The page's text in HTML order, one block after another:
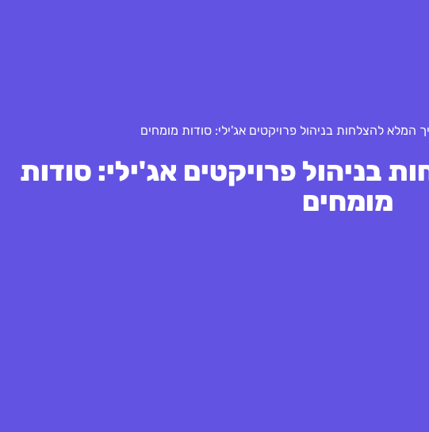
המלא להצלחות בניהול פרויקטים אג'ילי: סודות מומחים
בניהול פרויקטים אג'ילי: סודות
מומחים